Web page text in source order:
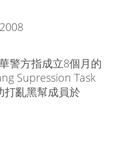
警方指成立8個月的
Supression Task
打亂黑幫成員於